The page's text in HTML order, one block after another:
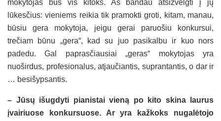
mokytojas bus vis kitoks. Aš bandau atsižvelgti į jų
lūkesčius: vieniems reikia tik pramokti groti, kitam, manau,
būsiu gera mokytoja, jeigu gerai paruošiu konkursui,
trečiam būnu „gera“, kad su juo pasikalbu ir kuo nors
padedu. Gal paprasčiausiai „geras“ mokytojas yra
nuoširdus, profesionalus, atjaučiantis, suprantantis, o dar ir
… besišypsantis.
– Jūsų išugdyti pianistai vieną po kito skina laurus
įvairiuose konkursuose. Ar yra kažkoks nugalėtojo